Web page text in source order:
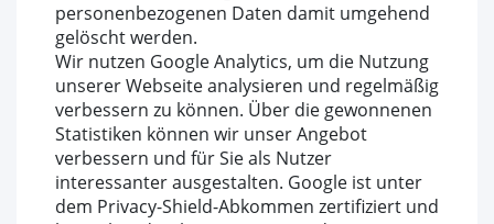
personenbezogenen Daten damit umgehend
gelöscht werden.
Wir nutzen Google Analytics, um die Nutzung
unserer Webseite analysieren und regelmäßig
verbessern zu können. Über die gewonnenen
Statistiken können wir unser Angebot
verbessern und für Sie als Nutzer
interessanter ausgestalten. Google ist unter
dem Privacy-Shield-Abkommen zertifiziert und